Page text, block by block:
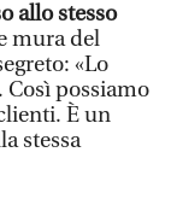
allo stesso
mura del
«Lo
possiamo
È un
stessa